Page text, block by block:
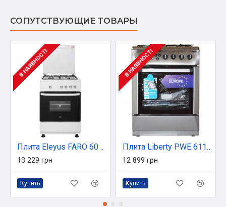
СОПУТСТВУЮЩИЕ ТОВАРЫ
В НАЯВНОСТІ
Плита Eleyus FARO 6001 EF WH
13 229 грн
Купить
В НАЯВНОСТІ
Плита Liberty PWE 6115 CХ-F
12 899 грн
Купить